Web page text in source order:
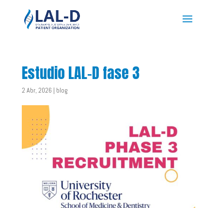
Estudio LAL-D fase 3
2 Abr, 2026 | blog